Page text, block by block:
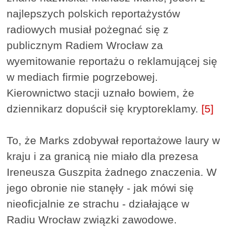
najlepszych polskich reportażystów
radiowych musiał pożegnać się z
publicznym Radiem Wrocław za
wyemitowanie reportażu o reklamującej się
w mediach firmie pogrzebowej.
Kierownictwo stacji uznało bowiem, że
dziennikarz dopuścił się kryptoreklamy. [5]
To, że Marks zdobywał reportażowe laury w
kraju i za granicą nie miało dla prezesa
Ireneusza Guszpita żadnego znaczenia. W
jego obronie nie stanęły - jak mówi się
nieoficjalnie ze strachu - działające w
Radiu Wrocław związki zawodowe.